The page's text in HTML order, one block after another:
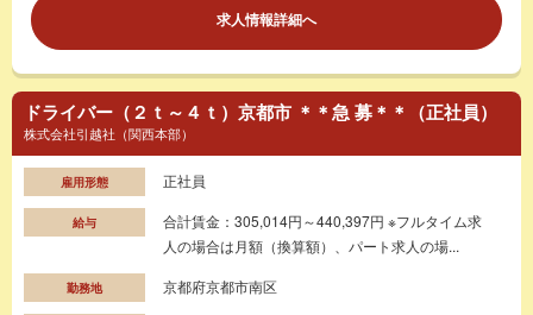
求人情報詳細へ
ドライバー（２ｔ～４ｔ）京都市 ＊＊急 募＊＊（正社員）
株式会社引越社（関西本部）
雇用形態 正社員
給与
合計賃金：305,014円～440,397円 ※フルタイム求
人の場合は月額（換算額）、パート求人の場...
勤務地 京都府京都市南区